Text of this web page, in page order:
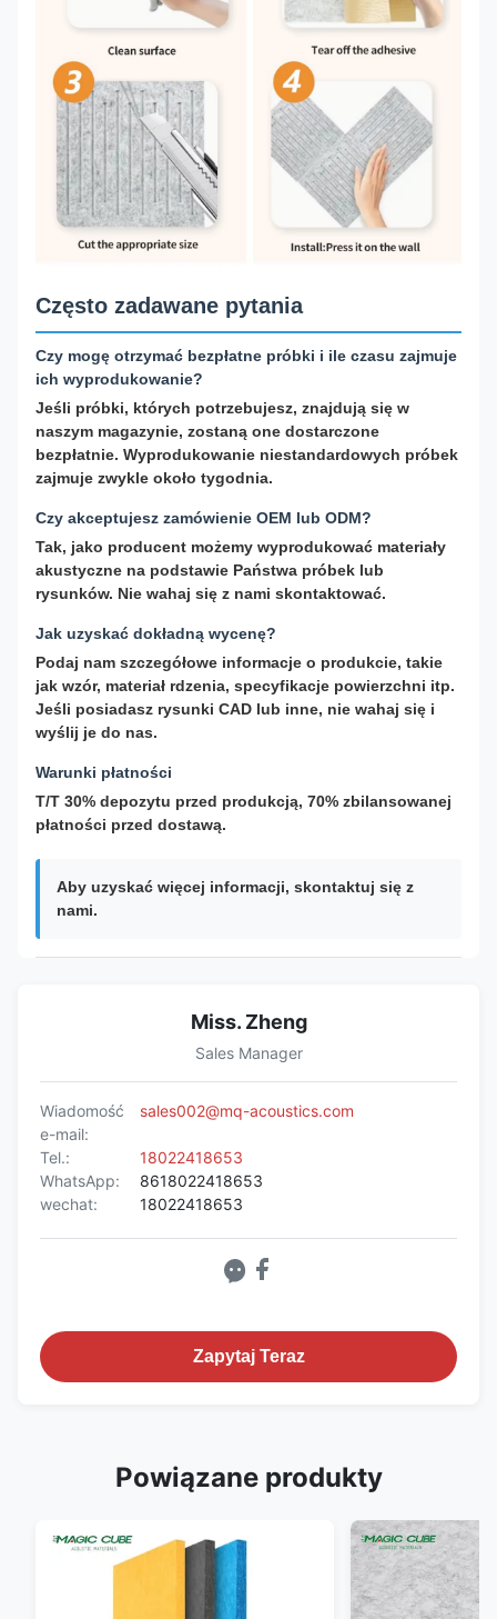
Często zadawane pytania
Czy mogę otrzymać bezpłatne próbki i ile czasu zajmuje
ich wyprodukowanie?
Jeśli próbki, których potrzebujesz, znajdują się w
naszym magazynie, zostaną one dostarczone
bezpłatnie. Wyprodukowanie niestandardowych próbek
zajmuje zwykle około tygodnia.
Czy akceptujesz zamówienie OEM lub ODM?
Tak, jako producent możemy wyprodukować materiały
akustyczne na podstawie Państwa próbek lub
rysunków. Nie wahaj się z nami skontaktować.
Jak uzyskać dokładną wycenę?
Podaj nam szczegółowe informacje o produkcie, takie
jak wzór, materiał rdzenia, specyfikacje powierzchni itp.
Jeśli posiadasz rysunki CAD lub inne, nie wahaj się i
wyślij je do nas.
Warunki płatności
T/T 30% depozytu przed produkcją, 70% zbilansowanej
płatności przed dostawą.
Aby uzyskać więcej informacji, skontaktuj się z
nami.
Miss. Zheng
Sales Manager
Wiadomość
e-mail:
sales002@mq-acoustics.com
Tel.:
18022418653
WhatsApp:
8618022418653
wechat:
18022418653
Zapytaj Teraz
Powiązane produkty